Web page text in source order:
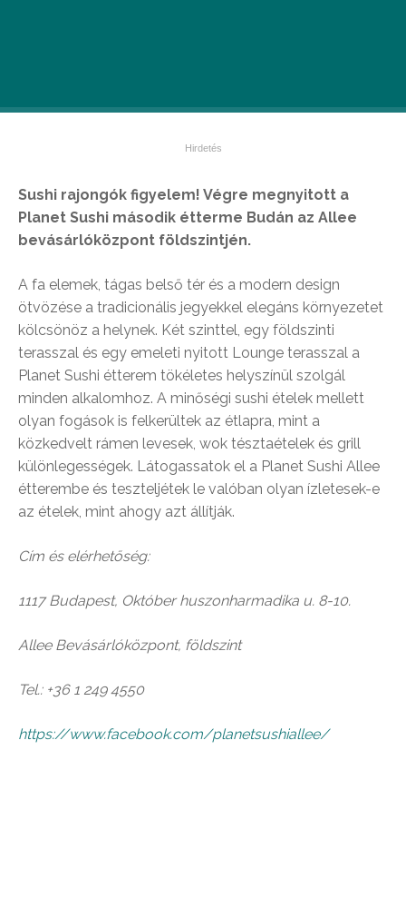
Sushi rajongók figyelem! Végre megnyitott a
Planet Sushi második étterme Budán az Allee
bevásárlóközpont földszintjén.
A fa elemek, tágas belső tér és a modern design
ötvözése a tradicionális jegyekkel elegáns környezetet
kölcsönöz a helynek. Két szinttel, egy földszinti
terasszal és egy emeleti nyitott Lounge terasszal a
Planet Sushi étterem tökéletes helyszínül szolgál
minden alkalomhoz. A minőségi sushi ételek mellett
olyan fogások is felkerültek az étlapra, mint a
közkedvelt rámen levesek, wok tésztaételek és grill
különlegességek. Látogassatok el a Planet Sushi Allee
étterembe és teszteljétek le valóban olyan ízletesek-e
az ételek, mint ahogy azt állítják.
Cím és elérhetőség:
1117 Budapest, Október huszonharmadika u. 8-10.
Allee Bevásárlóközpont, földszint
Tel.: +36 1 249 4550
https://www.facebook.com/planetsushiallee/